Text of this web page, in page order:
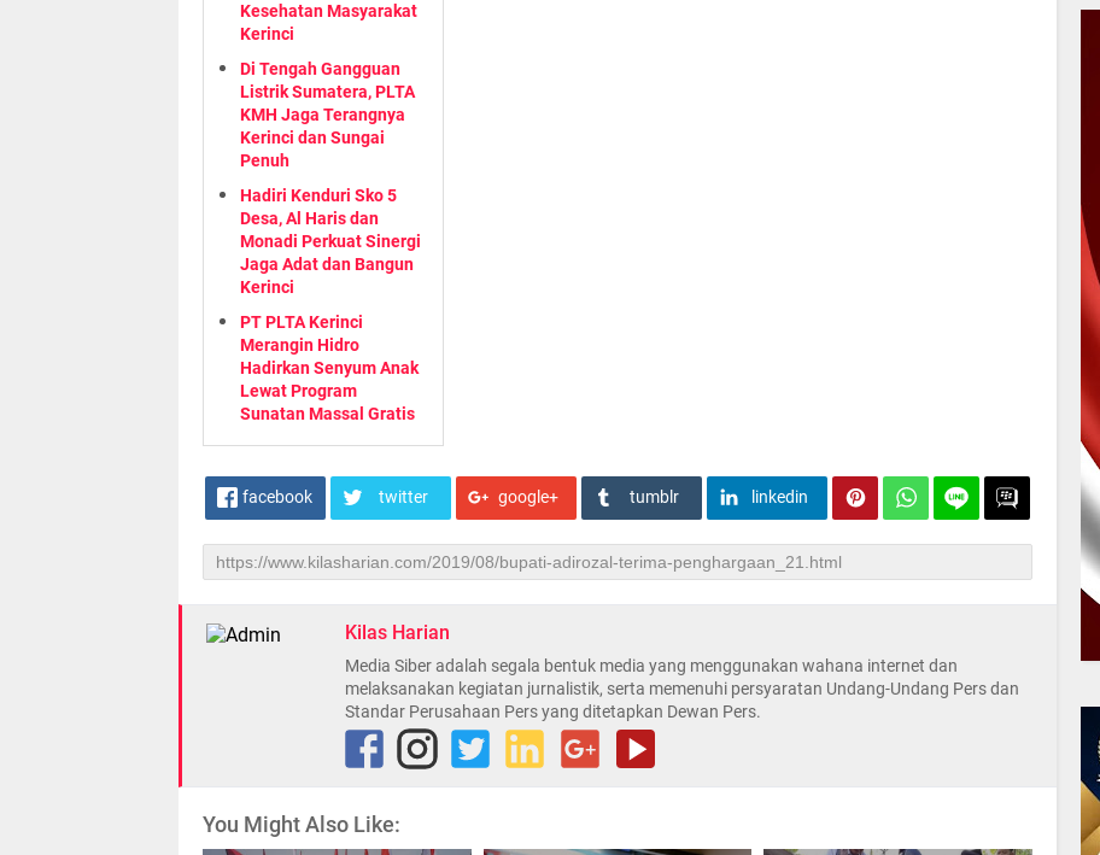
Kesehatan Masyarakat
Kerinci
Di Tengah Gangguan
Listrik Sumatera, PLTA
KMH Jaga Terangnya
Kerinci dan Sungai
Penuh
Hadiri Kenduri Sko 5
Desa, Al Haris dan
Monadi Perkuat Sinergi
Jaga Adat dan Bangun
Kerinci
PT PLTA Kerinci
Merangin Hidro
Hadirkan Senyum Anak
Lewat Program
Sunatan Massal Gratis
facebook twitter google+ tumblr linkedin
Kilas Harian
Media Siber adalah segala bentuk media yang menggunakan wahana internet dan
melaksanakan kegiatan jurnalistik, serta memenuhi persyaratan Undang-Undang Pers dan
Standar Perusahaan Pers yang ditetapkan Dewan Pers.
You Might Also Like: